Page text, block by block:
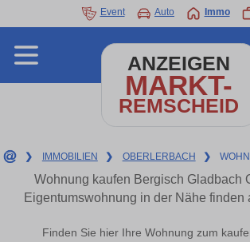
Event Auto Immo
ANZEIGEN
MARKT-
REMSCHEID
❯ IMMOBILIEN ❯ OBERLERBACH ❯
Wohnung kaufen Bergisch Gladbach
Eigentumswohnung in der Nähe finden
Finden Sie hier Ihre Wohnung zum